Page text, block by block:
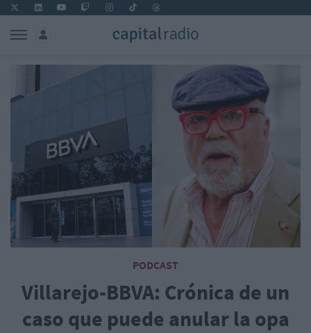
PODCAST
Villarejo-BBVA: Crónica de un
caso que puede anular la opa